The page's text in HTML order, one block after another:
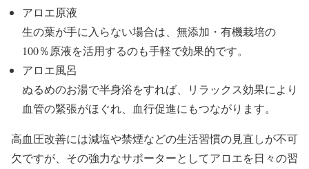
アロエ原液
生の葉が手に入らない場合は、無添加・有機栽培の
100％原液を活用するのも手軽で効果的です。
アロエ風呂
ぬるめのお湯で半身浴をすれば、リラックス効果により
血管の緊張がほぐれ、血行促進にもつながります。
高血圧改善には減塩や禁煙などの生活習慣の見直しが不可
欠ですが、その強力なサポーターとしてアロエを日々の習